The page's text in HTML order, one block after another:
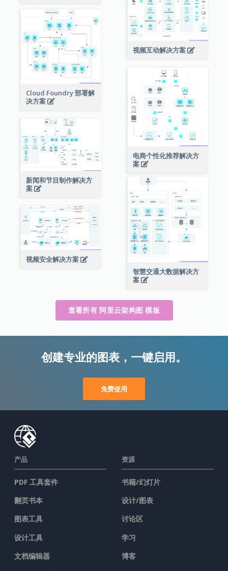
视频互动解决方案
Cloud Foundry 部署解
决方案
电商个性化推荐解决方
案
新闻和节目制作解决方
案
智慧交通大数据解决方
案
视频安全解决方案
查看所有 阿里云架构图 模板
创建专业的图表，一键启用。
免费使用
产品
PDF 工具套件
翻页书本
图表工具
设计工具
文档编辑器
资源
书籍/幻灯片
设计/图表
讨论区
学习
博客